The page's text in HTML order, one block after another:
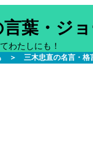
葉・ジ
わたしにも！
＞ 三木忠直の名言・格